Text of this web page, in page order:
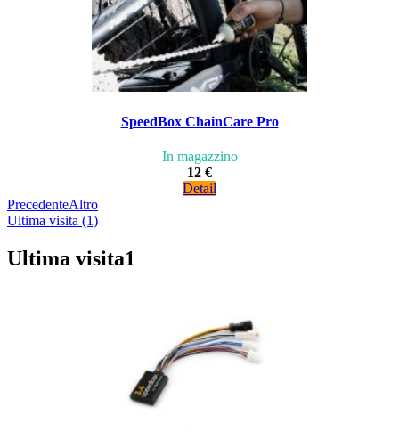
SpeedBox ChainCare Pro
In magazzino
12 €
Detail
PrecedenteAltro
Ultima visita (1)
Ultima visita1